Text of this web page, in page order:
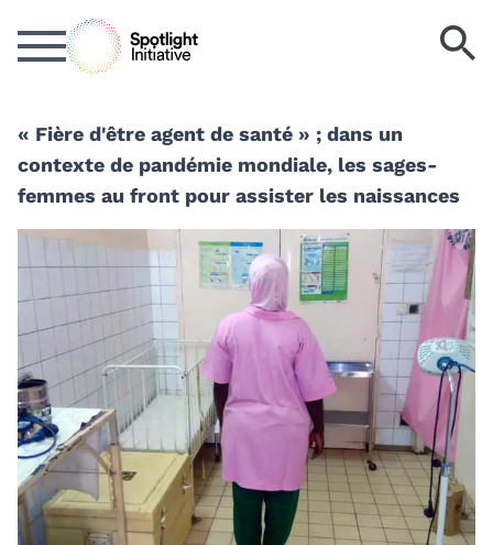
au
contenu
« Fière d'être agent de santé » ; dans un
contexte de pandémie mondiale, les sages-
femmes au front pour assister les naissances